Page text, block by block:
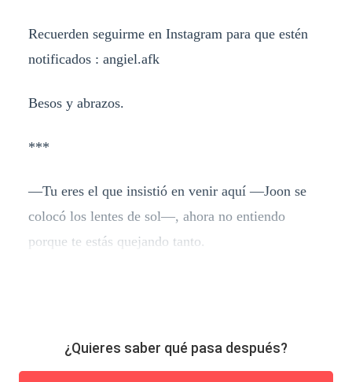
Recuerden seguirme en Instagram para que estén
notificados : angiel.afk
Besos y abrazos.
***
—Tu eres el que insistió en venir aquí —Joon se
colocó los lentes de sol—, ahora no entiendo
porque te estás quejando tanto.
¿Quieres saber qué pasa después?